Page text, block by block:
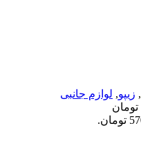
, زیپو, لوازم جانبی
قیمت اصلی: 600,000 تومان